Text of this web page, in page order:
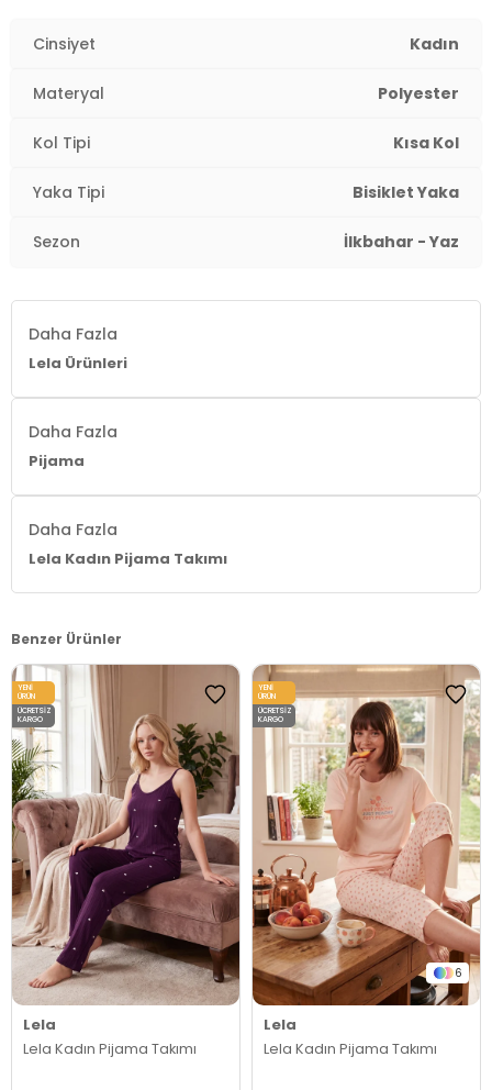
2DE6097310.36
Cinsiyet Kadın
Materyal Polyester
Kol Tipi Kısa Kol
Yaka Tipi Bisiklet Yaka
Sezon İlkbahar - Yaz
Daha Fazla
Lela Ürünleri
Daha Fazla
Pijama
Daha Fazla
Lela Kadın Pijama Takımı
Benzer Ürünler
Lela
Lela Kadın Pijama Takımı
YENI
ÜRÜN
ÜCRETSIZ
KARGO
6
Lela
Lela Kadın Pijama Takımı
YENI
ÜRÜN
ÜCRETSIZ
KARGO